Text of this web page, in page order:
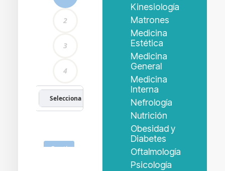
Kinesiología
Matrones
Medicina
Estética
Medicina
General
Medicina
Interna
Nefrología
Nutrición
Obesidad y
Diabetes
Oftalmología
Psicología